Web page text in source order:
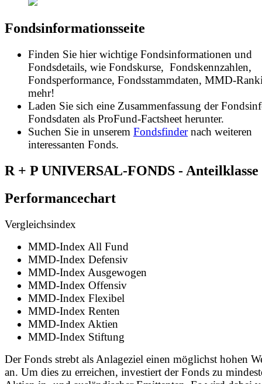
Fondsinformationsseite
Finden Sie hier wichtige Fondsinformationen und
Fondsdetails, wie Fondskurse, Fondskennzahlen,
Fondsperformance, Fondsstammdaten, MMD-
mehr!
Laden Sie sich eine Zusammenfassung der
Fondsdaten als ProFund-Factsheet herunter.
Suchen Sie in unserem Fondsfindernach weiteren
interessanten Fonds.
R + P UNIVERSAL-FONDS -
Performancechart
Vergleichsindex
MMD-Index All Fund
MMD-Index Defensiv
MMD-Index Ausgewogen
MMD-Index Offensiv
MMD-Index Flexibel
MMD-Index Renten
MMD-Index Aktien
MMD-Index Stiftung
Der Fonds strebt als Anlageziel einen möglichst hohen
an. Um dies zu erreichen, investiert der Fonds zu